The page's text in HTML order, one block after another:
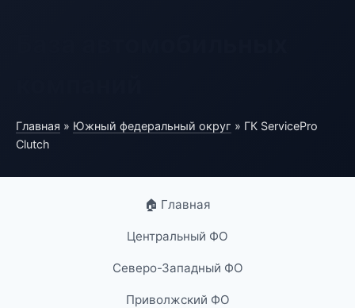
Главная » Южный федеральный округ » ГК ServicePro
Clutch
🏠 Главная
Центральный ФО
Северо-Западный ФО
Приволжский ФО